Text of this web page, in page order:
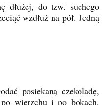
dłużej, do tzw. suchego
wzdłuż na pół. Jedną
posiekaną czekoladę,
wierzchu i po bokach.